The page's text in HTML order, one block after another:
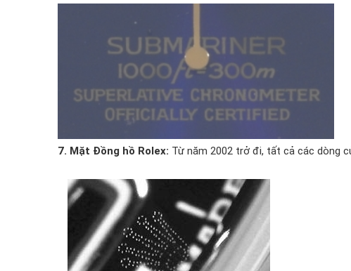
7. Mặt Đồng hồ Rolex: Từ năm 2002 trở đi, tất cả các dòng